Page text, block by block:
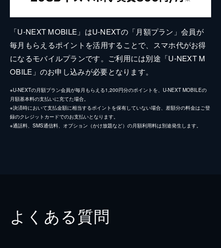
「U-NEXT MOBILE」はU-NEXTの「月額プラン」会員が
毎月もらえるポイントを活用することで、スマホ代がお得
になるモバイルプランです。ご利用には別途「U-NEXT M
OBILE」のお申し込みが必要となります。
※U-NEXTの月額プラン会員が毎月もらえる1,200円分のポイントを、U-NEXT MOBILEの
月額基本料の支払いに充てた場合。
※決済時において支払金額に相当するポイントを保有していない場合、差額分の料金はご登
録のクレジットカードでのお支払いとなります。
※通話料、SMS通信料、オプション（かけ放題など）の月額利用料は別途発生します。
よくある質問